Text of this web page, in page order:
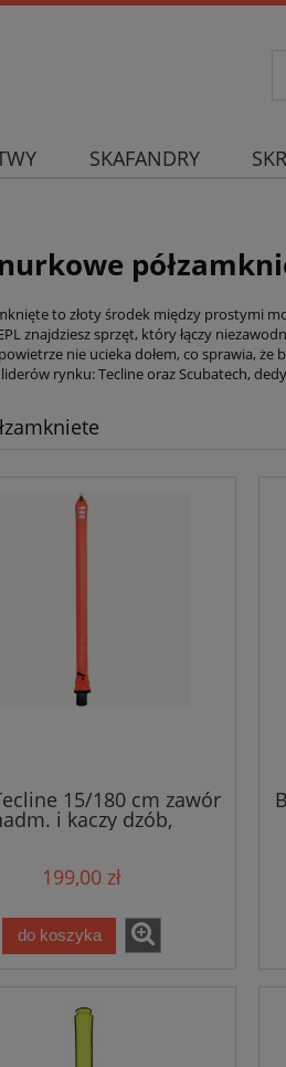
SKAFANDRY
to złoty środek między prostymi
znajdziesz sprzęt, który łączy
nie ucieka dołem, co sprawia,
rynku: Tecline oraz Scubatech,
15/180 cm zawór
i kaczy dzób,
zintegrowana
30 m
199,00 zł
do koszyka